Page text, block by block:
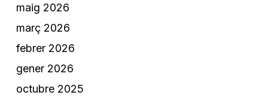
maig 2026
març 2026
febrer 2026
gener 2026
octubre 2025